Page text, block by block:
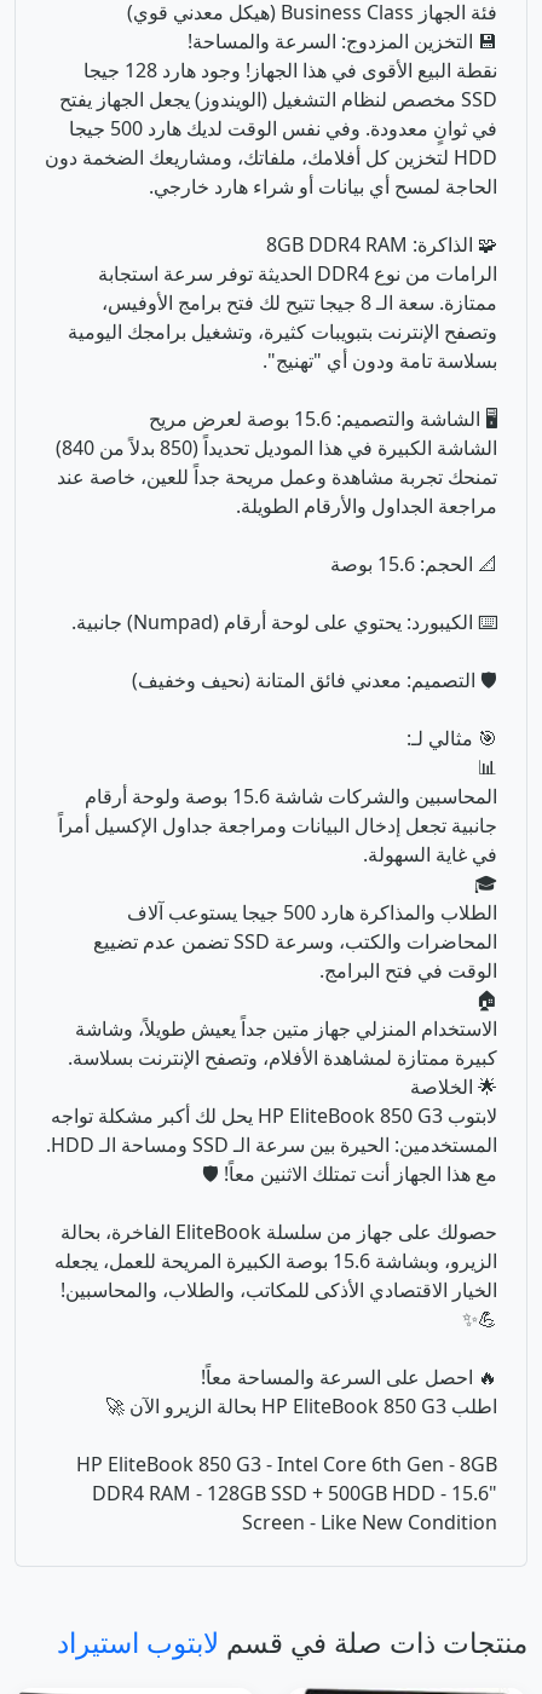
فئة الجهاز Business Class (هيكل معدني قوي)
💾 التخزين المزدوج: السرعة والمساحة!
نقطة البيع الأقوى في هذا الجهاز! وجود هارد 128 جيجا
SSD مخصص لنظام التشغيل (الويندوز) يجعل الجهاز يفتح
في ثوانٍ معدودة. وفي نفس الوقت لديك هارد 500 جيجا
HDD لتخزين كل أفلامك، ملفاتك، ومشاريعك الضخمة دون
الحاجة لمسح أي بيانات أو شراء هارد خارجي.
🧩 الذاكرة: 8GB DDR4 RAM
الرامات من نوع DDR4 الحديثة توفر سرعة استجابة
ممتازة. سعة الـ 8 جيجا تتيح لك فتح برامج الأوفيس،
وتصفح الإنترنت بتبويبات كثيرة، وتشغيل برامجك اليومية
بسلاسة تامة ودون أي "تهنيج".
🖥️ الشاشة والتصميم: 15.6 بوصة لعرض مريح
الشاشة الكبيرة في هذا الموديل تحديداً (850 بدلاً من 840)
تمنحك تجربة مشاهدة وعمل مريحة جداً للعين، خاصة عند
مراجعة الجداول والأرقام الطويلة.
📐 الحجم: 15.6 بوصة
⌨️ الكيبورد: يحتوي على لوحة أرقام (Numpad) جانبية.
🛡️ التصميم: معدني فائق المتانة (نحيف وخفيف)
🎯 مثالي لـ:
📊
المحاسبين والشركات شاشة 15.6 بوصة ولوحة أرقام
جانبية تجعل إدخال البيانات ومراجعة جداول الإكسيل أمراً
في غاية السهولة.
🎓
الطلاب والمذاكرة هارد 500 جيجا يستوعب آلاف
المحاضرات والكتب، وسرعة SSD تضمن عدم تضييع
الوقت في فتح البرامج.
🏠
الاستخدام المنزلي جهاز متين جداً يعيش طويلاً، وشاشة
كبيرة ممتازة لمشاهدة الأفلام، وتصفح الإنترنت بسلاسة.
🌟 الخلاصة
لابتوب HP EliteBook 850 G3 يحل لك أكبر مشكلة تواجه
المستخدمين: الحيرة بين سرعة الـ SSD ومساحة الـ HDD.
مع هذا الجهاز أنت تمتلك الاثنين معاً! 🛡️
حصولك على جهاز من سلسلة EliteBook الفاخرة، بحالة
الزيرو، وبشاشة 15.6 بوصة الكبيرة المريحة للعمل، يجعله
الخيار الاقتصادي الأذكى للمكاتب، والطلاب، والمحاسبين!
💪✨
🔥 احصل على السرعة والمساحة معاً!
اطلب HP EliteBook 850 G3 بحالة الزيرو الآن 🚀
HP EliteBook 850 G3 - Intel Core 6th Gen - 8GB
DDR4 RAM - 128GB SSD + 500GB HDD - 15.6"
Screen - Like New Condition
منتجات ذات صلة في قسم لابتوب استيراد